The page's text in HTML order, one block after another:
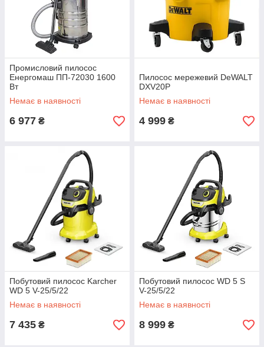
Промисловий пилосос
Енергомаш ПП-72030 1600
Вт
Немає в наявності
6 977 ₴
Пилосос мережевий DeWALT
DXV20P
Немає в наявності
4 999 ₴
Побутовий пилосос Karcher
WD 5 V-25/5/22
Немає в наявності
7 435 ₴
Побутовий пилосос WD 5 S
V-25/5/22
Немає в наявності
8 999 ₴